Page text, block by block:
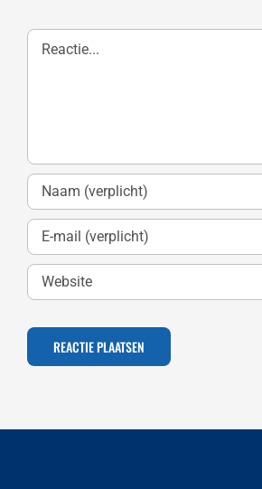
Reactie